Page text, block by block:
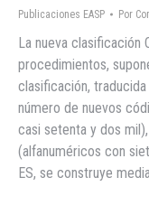
Publicaciones EASP Por
La nueva clasificación
procedimientos,
clasificación,
número de nuevos
casi setenta y dos
(alfanuméricos con
ES, se construye